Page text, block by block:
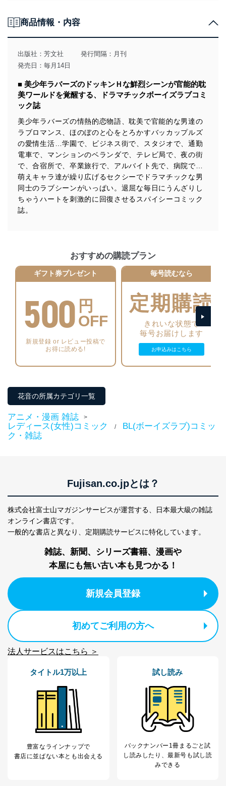
用目的を明確にし、本人の同意を得たうえで利用目的の
達成に必要な範囲内で適法かつ公正な手段によって取
得・利用・提供を行います。また、当社が保有している
個人情報は、同意を得ずに目的外利用、第三者への提
供・開示は行いません。当社においてはこれらの取り組
みを確実にするため、従業者等の教育を徹底してまいり
ます。また、目的外利用を行わないために、適切な管理
措置を講じます。
法令遵守
当社は、個人情報に関連する法令、国が定める指針及び
その他の規範を遵守します。また、当社の管理の仕組み
に、これらの法令及びその他の規範を常に適合させま
す。
個人情報の安全管理措置
アクセス制御
個人データを取り扱うことのできる機器及び当該
機器を取り扱う従業者を明確化し、 個人データへ
の不要なアクセスを防止しています。
アクセス者の識別と認証
機器に標準装備されているユーザー制御機能（ユ
ーザーアカウント制御）により、個人情報データ
ベース等を取り扱う情報システムを使用する従業
者を識別・認証しています。
個人データを取り扱う機器等のオペレーティング
個人データを取り扱う機器等にセキュリティ対策
ソフトウェア等を導入し、自動更新 機能等の活用
により、これを最新状態としています。
情報システムの使用に伴う漏洩等の防止
当社は、内部監査及びマネジメントレビューの機会を通
善し、常に最良の状態を維持します。
苦情及び相談受付け窓口
貴殿の個人情報及び当社の個人情報保護マネジメントシ
ステムに関するご相談及び苦情については以下までご連
絡ください。
株式会社富士山マガジンサービス 個人情報問い合わせ
TEL：0570-200-223
FAX：03-5459-7073
cs@fujisan.co.jp
改訂：2025年2月20日
制定：2005年4月1日
代表取締役会長 西野 伸一郎
個人情報の取扱いについて
１．個人情報保護管理者
当社は以下の個人情報保護管理者を設置し、個人情報保
用・提供・管理いたします。
商品情報・内容
出版社： 芳文社
発行間隔：月刊
発売日：毎月14日
■ 美少年ラバーズのドッキンＨな鮮烈シーンが官能的耽
美ワールドを覚醒する、ドラマチックボーイズラブコミ
ック誌
美少年ラバーズの情熱的恋物語、耽美で官能的な男達の
ラブロマンス、ほのぼのと心をとろかすバッカップルズ
の愛情生活…学園で、ビジネス街で、スタジオで、通勤
電車で、マンションのベランダで、テレビ局で、夜の街
で、合宿所で、卒業旅行で、アルバイト先で、病院で…
萌えキャラ達が繰り広げるセクシーでドラマチックな男
同士のラブシーンがいっぱい。退屈な毎日にうんざりし
ちゃうハートを刺激的に回復させるスパイシーコミック
誌。
おすすめの購読プラン
ギフト券プレゼント
500 円
OFF
新規登録 or レビュー投稿で
お得に読める!
毎号読むなら
定期購読
きれいな状態で
毎号お届けします
お申込みはこちら
花音の所属カテゴリ一覧
アニメ・漫画 雑誌 >
レディース(女性)コミック /
BL(ボーイズラブ)コミッ
ク・雑誌
Fujisan.co.jpとは？
株式会社富士山マガジンサービスが運営する、
日本最大級の雑誌
オンライン書店です。
一般的な書店と異なり、 定期購読サービスに特化しています。
雑誌、新聞、シリーズ書籍、漫画や
本屋にも無い古い本も見つかる！
新規会員登録
初めてご利用の方へ
法人サービスはこちら ＞
タイトル1万以上
豊富なラインナップで
書店に並ばない本とも出会える
試し読み
バックナンバー1冊まるごと試
し読み したり、最新号も試し読
みできる